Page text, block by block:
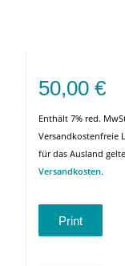
50,00 €
Enthält 7% red.
Versandkostenfreie
für das Ausland
Versandkosten.
Print